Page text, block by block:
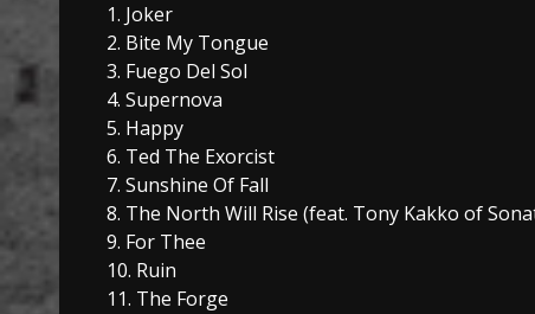
Joker
2. Bite My Tongue
3. Fuego Del Sol
4. Supernova
5. Happy
6. Ted The Exorcist
7. Sunshine Of Fall
8. The North Will Rise (feat. Tony Kakko of
9. For Thee
10. Ruin
11. The Forge